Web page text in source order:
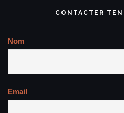
CONTACTER
Nom
Email